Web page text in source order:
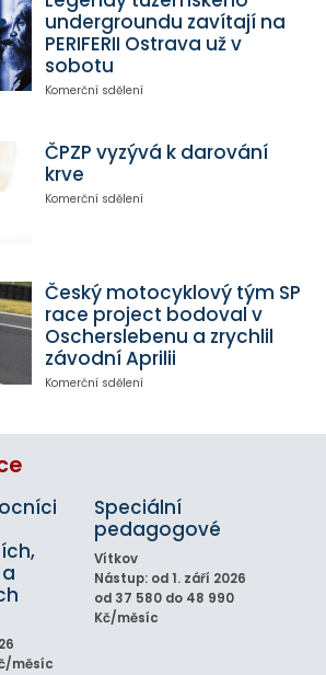
undergroundu zavítají na
PERIFERII Ostrava už v
sobotu
Komerční sdělení
ČPZP vyzývá k darování
krve
Komerční sdělení
Český motocyklový tým SP
race project bodoval v
Oscherslebenu a zrychlil
závodní Aprilii
Komerční sdělení
měsíc
Speciální
pedagogové
Vítkov
Nástup: od 1. září 2026
od 37 580 do 48 990
Kč/měsíc